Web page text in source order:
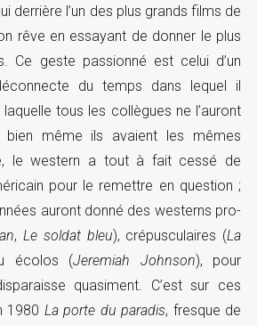
derrière l’un des plus grands films de
rêve en essayant de donner le plus
Ce geste passionné est celui d’un
du temps dans lequel il
laquelle tous les collègues ne l’auront
bien même ils avaient les mêmes
le western a tout à fait cessé de
pour le remettre en question ;
auront donné des westerns pro-
,Le soldat bleu), crépusculaires (La
écolos (Jeremiah Johnson), pour
quasiment. C’est sur ces
1980 La porte du paradis, fresque de